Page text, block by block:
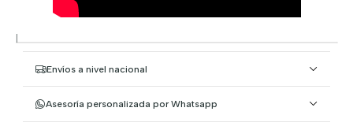
Envíos a nivel nacional
Asesoría personalizada por Whatsapp